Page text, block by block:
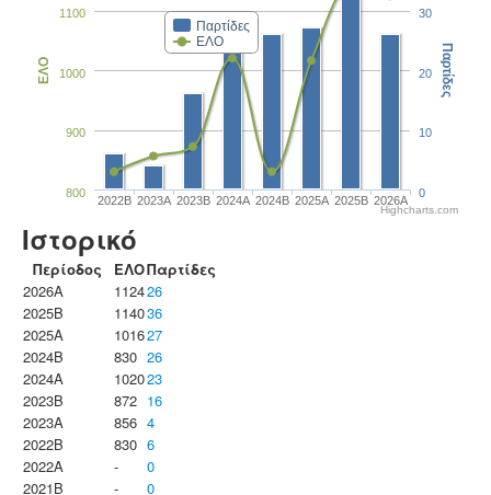
Παρτίδες
ΕΛΟ
2022B 2023Α 2023B 2024A 2024B 2025A 2025B 2026A
800
900
1000
1100
ΕΛΟ
0
10
20
30
Παρτίδες
Highcharts.com
Ιστορικό
Περίοδος ΕΛΟΠαρτίδες
2026A
112426
2025B
114036
2025A
101627
2024B
830 26
2024A
102023
2023B
872 16
2023Α
856 4
2022B
830 6
2022A
-
0
2021B
- 0